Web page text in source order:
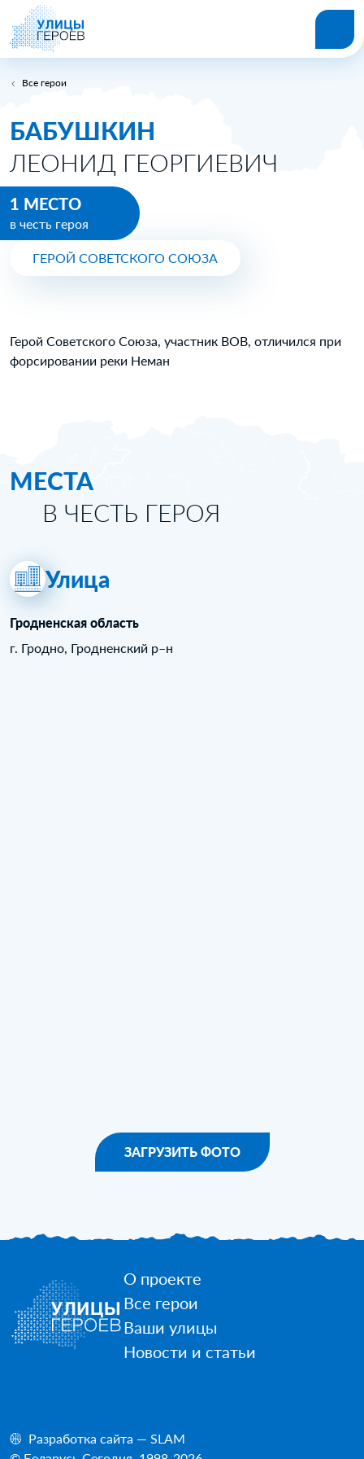
Все герои
БАБУШКИН
ЛЕОНИД ГЕОРГИЕВИЧ
1 МЕСТО
в честь героя
ГЕРОЙ СОВЕТСКОГО СОЮЗА
Герой Советского Союза, участник ВОВ, отличился при
форсировании реки Неман
МЕСТА
В ЧЕСТЬ ГЕРОЯ
Улица
Гродненская область
г. Гродно, Гродненский р–н
ЗАГРУЗИТЬ ФОТО
О проекте
Все герои
Ваши улицы
Новости и статьи
Разработка сайта — SLAM